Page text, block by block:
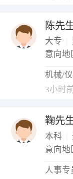
陈先
大专
意向地
机械/
3小时
鞠先
本科
意向地